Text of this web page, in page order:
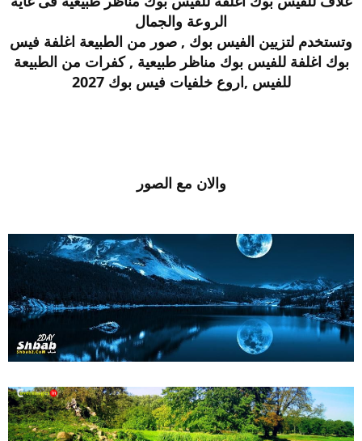
الروعة والجمال
وتستخدم لتزيين الفيس بوك , صور من الطبيعة اغلفة فيس
بوك اغلفة للفيس بوك مناظر طبيعية , كفرات من الطبيعة
للفيس ,اروع خلفيات فيس بوك 2027
والان مع الصور